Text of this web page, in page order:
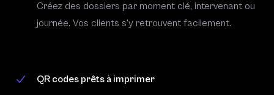
Créez des dossiers par moment clé, intervenant ou
journée. Vos clients s'y retrouvent facilement.
QR codes prêts à imprimer